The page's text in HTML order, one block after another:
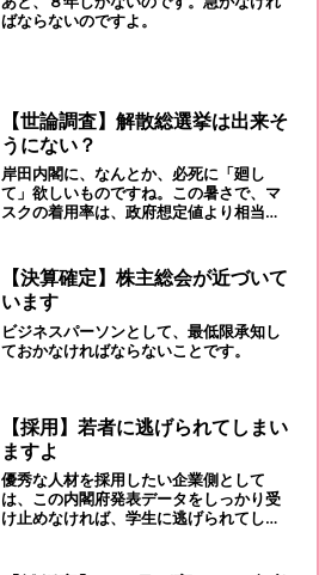
ばならないのですよ。
【世論調査】解散総選挙は出来そ
うにない？
岸田内閣に、なんとか、必死に「廻し
て」欲しいものですね。この暑さで、マ
スクの着用率は、政府想定値より相当早
【決算確定】株主総会が近づいて
います
ビジネスパーソンとして、最低限承知し
ておかなければならないことです。
【採用】若者に逃げられてしまい
ますよ
優秀な人材を採用したい企業側として
は、この内閣府発表データをしっかり受
け止めなければ、学生に逃げられてしま